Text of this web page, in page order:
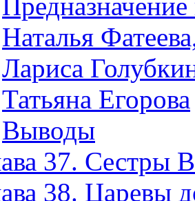
Наталья
Лариса
Татьяна Егорова
Выводы
37. Сестры
38. Царевы